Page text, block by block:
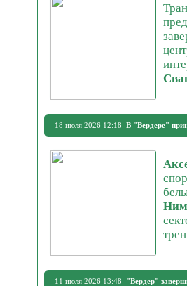
18 июля 2026 12:18 В "Вердере"
11 июля 2026 13:48 "Вердер"